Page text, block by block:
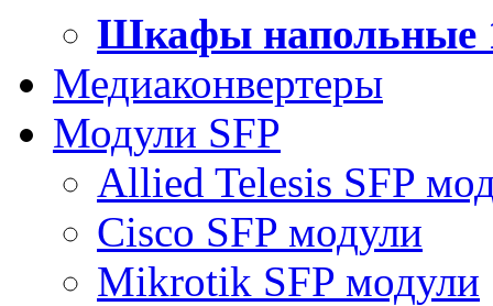
Шкафы напольные
Медиаконвертеры
Модули SFP
Allied Telesis SFP
Cisco SFP модули
Mikrotik SFP модули